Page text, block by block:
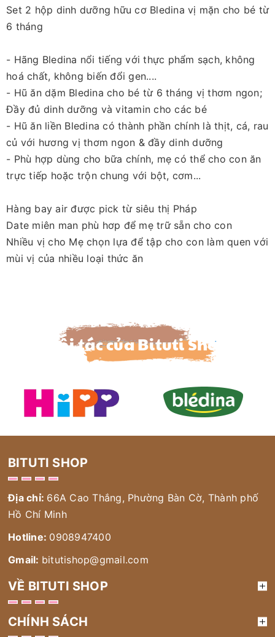
Set 2 hộp dinh dưỡng hữu cơ Bledina vị mặn cho bé từ
6 tháng
- Hãng Bledina nổi tiếng với thực phẩm sạch, không
hoá chất, không biến đổi gen....
- Hũ ăn dặm Bledina cho bé từ 6 tháng vị thơm ngon;
Đầy đủ dinh dưỡng và vitamin cho các bé
- Hũ ăn liền Bledina có thành phần chính là thịt, cá, rau
củ với hương vị thơm ngon & đầy dinh dưỡng
- Phù hợp dùng cho bữa chính, mẹ có thể cho con ăn
trực tiếp hoặc trộn chung với bột, cơm...
Hàng bay air được pick từ siêu thị Pháp
Date miên man phù hơp để mẹ trữ sẵn cho con
Nhiều vị cho Mẹ chọn lựa để tập cho con làm quen với
mùi vị của nhiều loại thức ăn
Đối tác của Bituti Shop
BITUTI SHOP
Địa chỉ: 66A Cao Thắng, Phường Bàn Cờ, Thành phố
Hồ Chí Minh
Hotline: 0908947400
Gmail: bitutishop@gmail.com
VỀ BITUTI SHOP
CHÍNH SÁCH